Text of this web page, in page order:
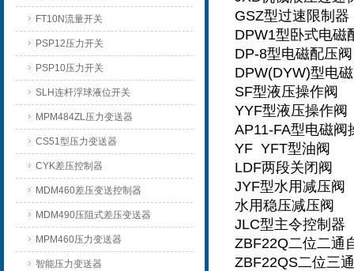
FT10N流量开关
PSP12压力开关
PSP10压力开关
SLH连杆浮球液位开关
MPM484ZL压力变送器
CS51型压力变送器
CYK差压控制器
MDM460差压变送控制器
MDM490压阻式差压变送器
MPM460压力变送器
智能压力变送器
GSZ型过速限制器
DPW1型卧式电磁
DP-8型电磁配压阀
DPW(DYW)型电
SF型液压操作阀
YYF型液压操作阀
AP11-FA型电磁阀
YF YFT型油阀
LDF两段关闭阀
JYF型水用减压阀
水用稳压减压阀
JLC型主令控制器
ZBF22Q二位二通
ZBF22QS二位三